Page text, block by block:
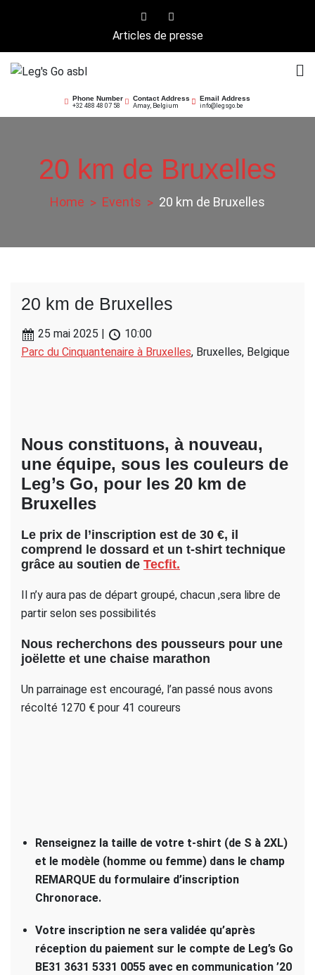
Articles de presse
Leg's Go asbl
Phone Number
+32 488 48 07 58
Contact Address
Amay, Belgium
Email Address
info@legsgo.be
20 km de Bruxelles
Home Events 20 km de Bruxelles
20 km de Bruxelles
25 mai 2025
10:00
Parc du Cinquantenaire à Bruxelles, Bruxelles, Belgique
Nous constituons, à nouveau,
une équipe, sous les couleurs de
Leg’s Go, pour les 20 km de
Bruxelles
Le prix de l’inscription est de 30 €, il
comprend le dossard et un t-shirt technique
grâce au soutien de Tecfit.
Il n’y aura pas de départ groupé, chacun ,sera libre de
partir selon ses possibilités
Nous recherchons des pousseurs pour une
joëlette et une chaise marathon
Un parrainage est encouragé, l’an passé nous avons
récolté 1270 € pour 41 coureurs
Renseignez la taille de votre t-shirt (de S à 2XL)
et le modèle (homme ou femme) dans le champ
REMARQUE du formulaire d’inscription
Chronorace.
Votre inscription ne sera validée qu’après
réception du paiement sur le compte de Leg’s Go
BE31 3631 5331 0055 avec en communication ’20